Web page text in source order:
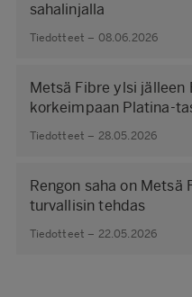
sahalinjalla
Tiedotteet – 08.06.2026
Metsä Fibre ylsi jälleen
korkeimpaan Platina-
Tiedotteet – 28.05.2026
Rengon saha on Metsä
turvallisin tehdas
Tiedotteet – 22.05.2026